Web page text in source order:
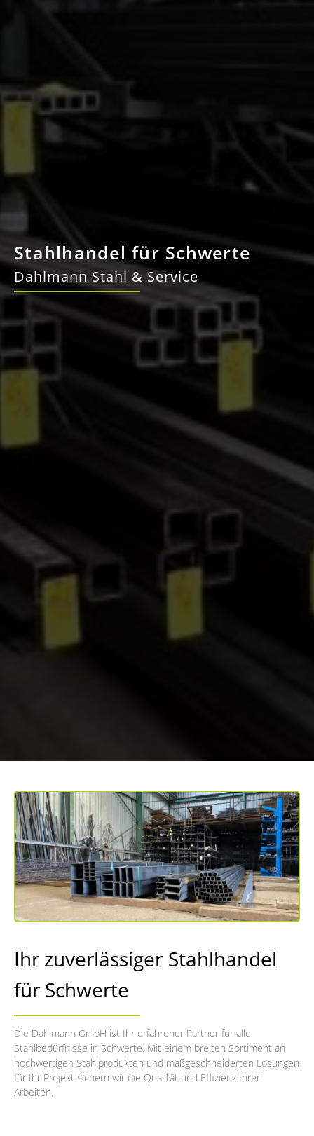
Stahlhandel für Schwerte
Dahlmann Stahl & Service
Ihr zuverlässiger Stahlhandel
für Schwerte
Die Dahlmann GmbH ist Ihr erfahrener Partner für alle
Stahlbedürfnisse in Schwerte. Mit einem breiten Sortiment an
hochwertigen Stahlprodukten und maßgeschneiderten Lösungen
für Ihr Projekt sichern wir die Qualität und Effizienz Ihrer
Arbeiten.